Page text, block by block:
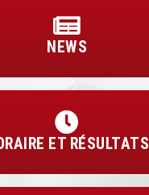
NEWS
ET RÉSULTATS